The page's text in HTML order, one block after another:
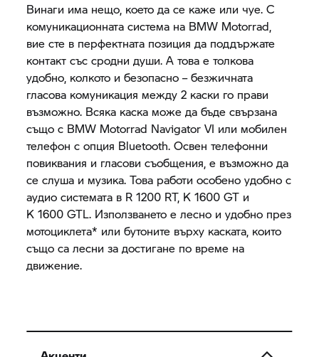
Винаги има нещо, което да се каже или чуе. С
комуникационната система на BMW Motorrad,
вие сте в перфектната позиция да поддържате
контакт със сродни души. А това е толкова
удобно, колкото и безопасно – безжичната
гласова комуникация между 2 каски го прави
възможно. Всяка каска може да бъде свързана
също с BMW Motorrad Navigator VI или мобилен
телефон с опция Bluetooth. Освен телефонни
повиквания и гласови съобщения, е възможно да
се слуша и музика. Това работи особено удобно с
аудио системата в R 1200 RT, K 1600 GT и
K 1600 GTL. Използването е лесно и удобно през
мотоциклета* или бутоните върху каската, които
също са лесни за достигане по време на
движение.